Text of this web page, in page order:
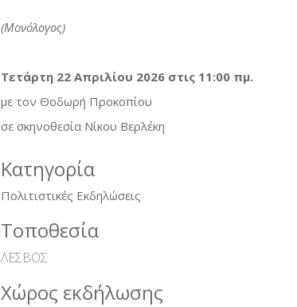
(Μονόλογος)
Τετάρτη 22 Απριλίου 2026 στις 11:00 πμ.
με τον Θοδωρή Προκοπίου
σε σκηνοθεσία Νίκου Βερλέκη
Κατηγορία
Πολιτιστικές Εκδηλώσεις
Τοποθεσία
ΛΕΣΒΟΣ
Χώρος εκδήλωσης